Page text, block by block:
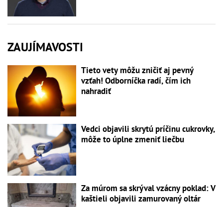
ZAUJÍMAVOSTI
Tieto vety môžu zničiť aj pevný
vzťah! Odborníčka radí, čím ich
nahradiť
Vedci objavili skrytú príčinu cukrovky,
môže to úplne zmeniť liečbu
Za múrom sa skrýval vzácny poklad: V
kaštieli objavili zamurovaný oltár